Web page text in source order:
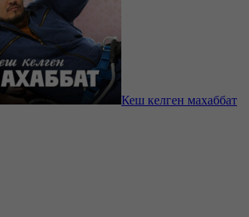
Кеш келген махаббат